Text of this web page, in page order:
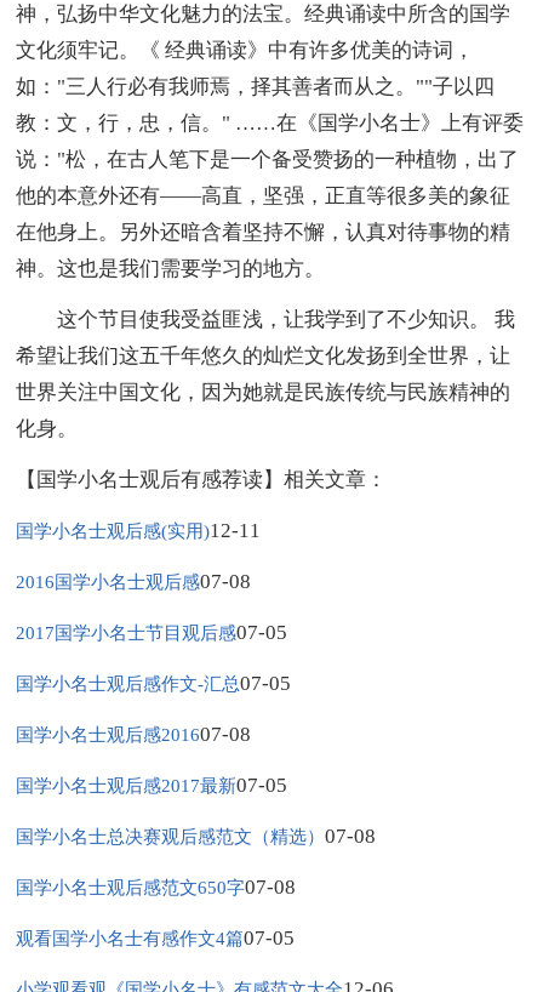
神，弘扬中华文化魅力的法宝。经典诵读中所含的国学
文化须牢记。《 经典诵读》中有许多优美的诗词，
如："三人行必有我师焉，择其善者而从之。""子以四
教：文，行，忠，信。" ……在《国学小名士》上有评委
说："松，在古人笔下是一个备受赞扬的一种植物，出了
他的本意外还有――高直，坚强，正直等很多美的象征
在他身上。另外还暗含着坚持不懈，认真对待事物的精
神。这也是我们需要学习的地方。
这个节目使我受益匪浅，让我学到了不少知识。 我
希望让我们这五千年悠久的灿烂文化发扬到全世界，让
世界关注中国文化，因为她就是民族传统与民族精神的
化身。
【国学小名士观后有感荐读】相关文章：
国学小名士观后感(实用)12-11
2016国学小名士观后感07-08
2017国学小名士节目观后感07-05
国学小名士观后感作文-汇总07-05
国学小名士观后感201607-08
国学小名士观后感2017最新07-05
国学小名士总决赛观后感范文（精选）07-08
国学小名士观后感范文650字07-08
观看国学小名士有感作文4篇07-05